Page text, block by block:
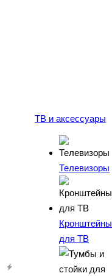
ТВ и аксессуары
Телевизоры
Кронштейны
для ТВ